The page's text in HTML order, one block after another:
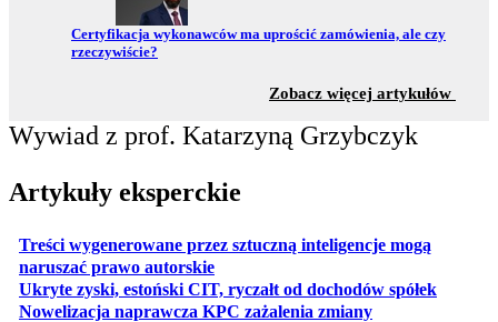
Przejdź do:
Certyfikacja wykonawców ma uprościć zamówienia, ale czy
rzeczywiście?
Zobacz więcej artykułów
Wywiad z prof. Katarzyną Grzybczyk
Artykuły eksperckie
Treści wygenerowane przez sztuczną inteligencje mogą
naruszać prawo autorskieotwiera się w nowej karcie
Ukryte zyski, estoński CIT, ryczałt od dochodów spółekotwiera
Nowelizacja naprawcza KPC zażalenia zmianyotwiera się w